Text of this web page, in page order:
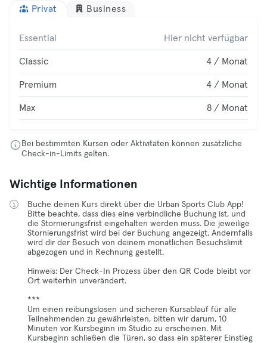
Privat Business
Essential Hier nicht verfügbar
Classic 4 / Monat
Premium 4 / Monat
Max 8 / Monat
Bei bestimmten Kursen oder Aktivitäten können zusätzliche
Check-in-Limits gelten.
Wichtige Informationen
Buche deinen Kurs direkt über die Urban Sports Club App!
Bitte beachte, dass dies eine verbindliche Buchung ist, und
die Stornierungsfrist eingehalten werden muss. Die jeweilige
Stornierungsfrist wird bei der Buchung angezeigt. Andernfalls
wird dir der Besuch von deinem monatlichen Besuchslimit
abgezogen und in Rechnung gestellt.
Hinweis: Der Check-In Prozess über den QR Code bleibt vor
Ort weiterhin unverändert.
***
Um einen reibungslosen und sicheren Kursablauf für alle
Teilnehmenden zu gewährleisten, bitten wir darum, 10
Minuten vor Kursbeginn im Studio zu erscheinen. Mit
Kursbeginn schließen die Türen, so dass ein späterer Einstieg